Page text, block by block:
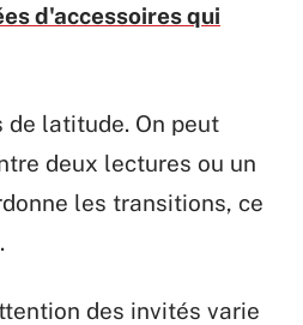
d'accessoires qui
de latitude. On peut
deux lectures ou un
les transitions, ce
des invités varie